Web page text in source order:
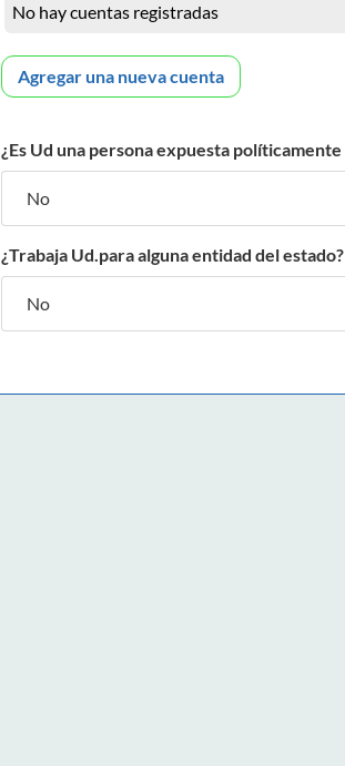
Agregar una nueva cuenta
¿Es Ud una persona expuesta políticamente
¿Trabaja Ud.para alguna entidad del estado?